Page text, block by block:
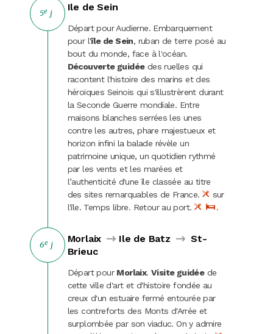
5e j
Ile de Sein
Départ pour Audierne. Embarquement
pour l'île de Sein, ruban de terre posé au
bout du monde, face à l'océan.
Découverte guidéedes ruelles qui
racontent l'histoire des marins et des
héroïques Seinois qui s'illustrèrent durant
la Seconde Guerre mondiale. Entre
maisons blanches serrées les unes
contre les autres, phare majestueux et
horizon infini la balade révèle un
patrimoine unique, un quotidien rythmé
par les vents et les marées et
l’authenticité d'une île classée au titre
des sites remarquables de France.
sur
l'île. Temps libre. Retour au port.
.
6e j
Morlaix Ile de Batz
St-
Brieuc
Départ pour Morlaix. Visite guidéede
cette ville d'art et d'histoire fondée au
creux d'un estuaire fermé entourée par
les contreforts des Monts d'Arrée et
surplombée par son viaduc. On y admire